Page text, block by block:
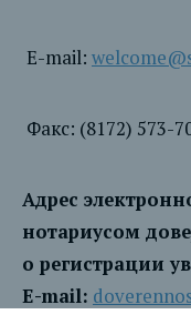
E-mail:
Факс: (8172) 573-
Адрес
нотариусом
о регистрации
E-mail: